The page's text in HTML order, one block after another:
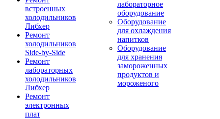
встроенных
холодильников
Либхер
Ремонт
холодильников
Side-by-Side
Ремонт
лабораторных
холодильников
Либхер
Ремонт
электронных
плат
лабораторное
оборудование
Оборудование
для охлаждения
напитков
Оборудование
для хранения
замороженных
продуктов и
мороженого